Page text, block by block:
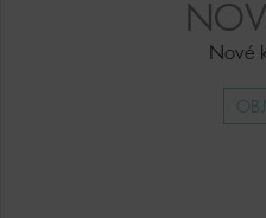
Nové